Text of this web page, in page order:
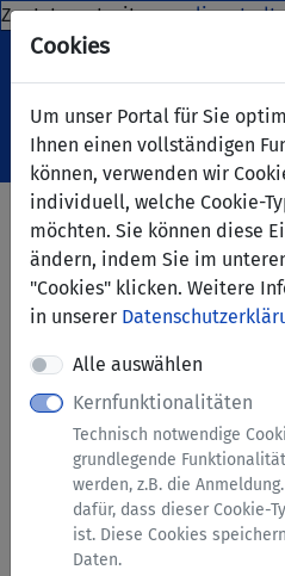
Cookies
Um unser Portal für Sie
Ihnen einen vollständigen
können, verwenden wir
individuell, welche Cookie-
möchten. Sie können diese
ändern, indem Sie im
"Cookies" klicken. Weitere
in unserer
Alle auswählen
Kernfunktionalitäten
Technisch notwendige
grundlegende
werden, z.B. die
dafür, dass dieser Cookie-
ist. Diese Cookies speichern
Daten.
Zur Internetseite
Navigation ein-/ausblenden
Menü
Antrag auf
Hinweise zu diesem Service
Dieses Formular ist aus
organisatorischen
einreichbar. Nach dem
erhalten Sie eine
den nötigen Unterschriften